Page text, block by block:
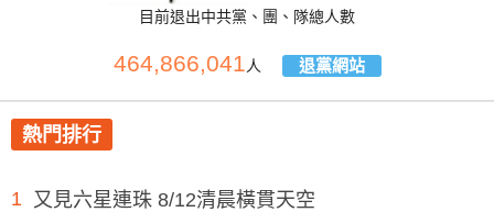
目前退出中共黨、團、隊總人數
464,866,041人 退黨網站
熱門排行
1 又見六星連珠 8/12清晨橫貫天空